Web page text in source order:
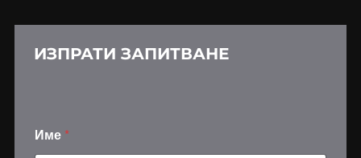
ИЗПРАТИ ЗАПИТВАНЕ
Име *